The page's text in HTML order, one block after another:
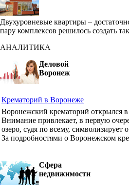
Двухуровневые квартиры –
пару комплексов решилось создать
АНАЛИТИКА
Деловой
Воронеж
Крематорий в Воронеже
Воронежский крематорий открылся
Внимание привлекает, в первую
озеро, судя по всему,
За подробностями о Воронежском
Сфера
недвижимости